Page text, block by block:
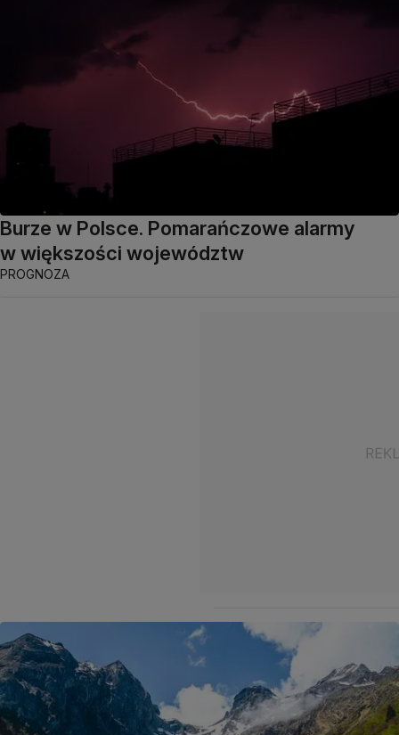
Burze w Polsce. Pomarańczowe alarmy
w większości województw
PROGNOZA